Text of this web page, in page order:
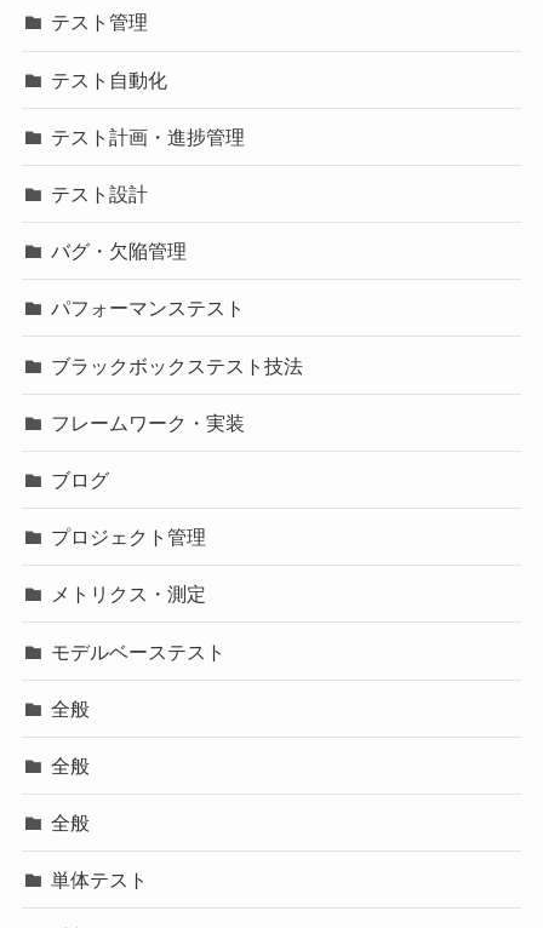
テスト管理
テスト自動化
テスト計画・進捗管理
テスト設計
バグ・欠陥管理
パフォーマンステスト
ブラックボックステスト技法
フレームワーク・実装
ブログ
プロジェクト管理
メトリクス・測定
モデルベーステスト
全般
全般
全般
単体テスト